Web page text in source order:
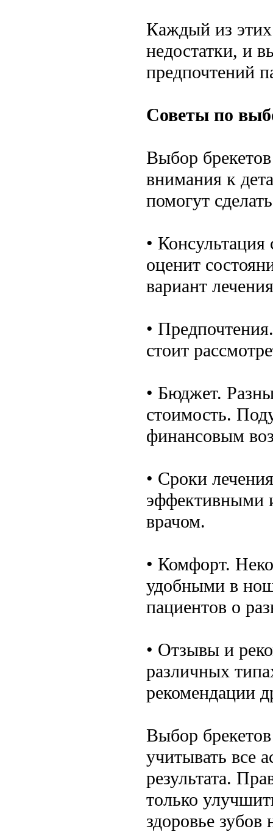
Каждый из
недостатки, и
предпочтений
Советы по
Выбор
внимания к
помогут
•
оценит
вариант
•
стоит
• Бюджет.
стоимость.
финансовым
• Сроки
эффективными
врачом.
• Комфорт.
удобными в
пациентов о
• Отзывы и
различных
рекомендации
Выбор
учитывать все
результата.
только
здоровье зубов